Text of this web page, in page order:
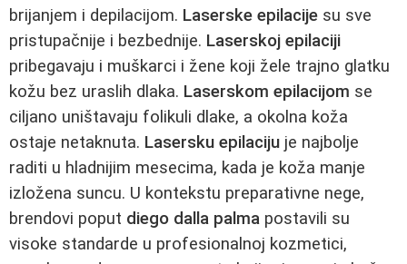
brijanjem i depilacijom. Laserske epilacije su sve
pristupačnije i bezbednije. Laserskoj epilaciji
pribegavaju i muškarci i žene koji žele trajno glatku
kožu bez uraslih dlaka. Laserskom epilacijom se
ciljano uništavaju folikuli dlake, a okolna koža
ostaje netaknuta. Lasersku epilaciju je najbolje
raditi u hladnijim mesecima, kada je koža manje
izložena suncu. U kontekstu preparativne nege,
brendovi poput diego dalla palma postavili su
visoke standarde u profesionalnoj kozmetici,